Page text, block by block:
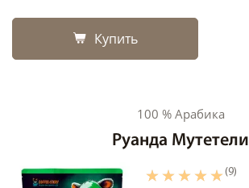
Купить
100 % Арабика
Руанда Мутетели
(9)